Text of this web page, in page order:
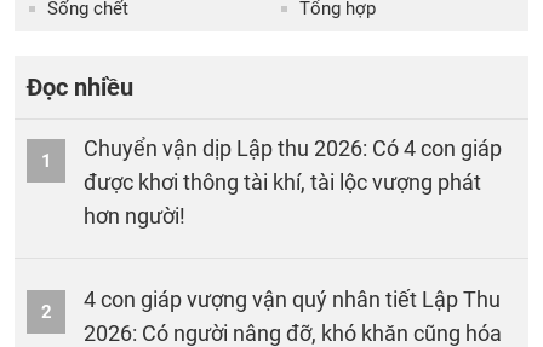
Sống chết Tổng hợp
Đọc nhiều
1
Chuyển vận dịp Lập thu 2026: Có 4 con giáp
được khơi thông tài khí, tài lộc vượng phát
hơn người!
2
4 con giáp vượng vận quý nhân tiết Lập Thu
2026: Có người nâng đỡ, khó khăn cũng hóa